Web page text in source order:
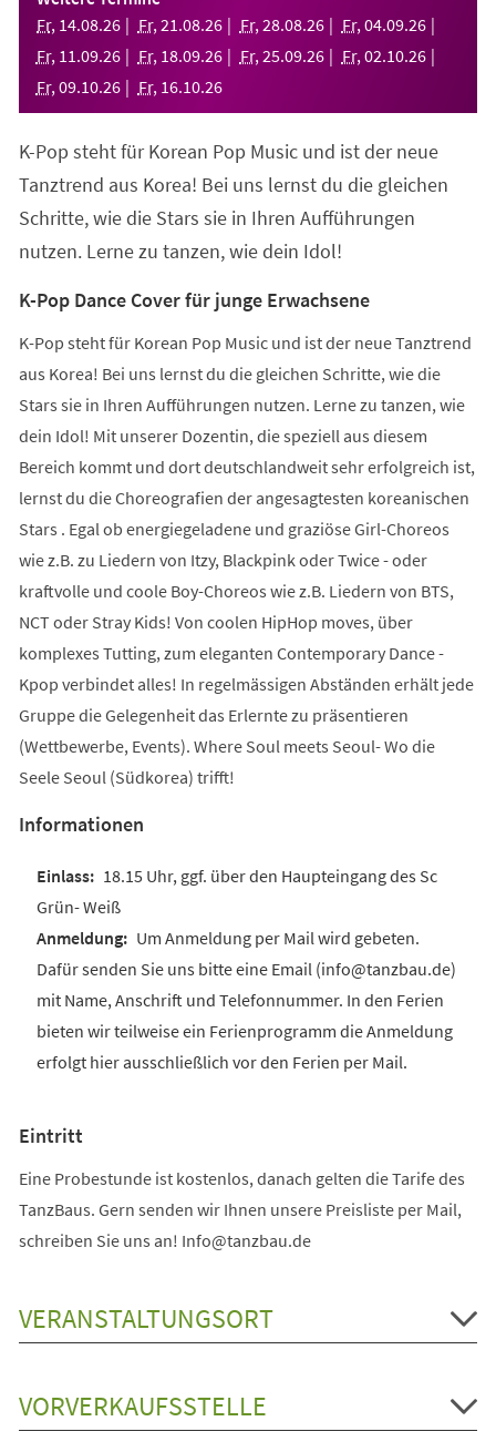
neuen
Tab)
Fr, 14.08.26 Fr, 21 .08.26 Fr, 28.08.26 Fr, 04.09.26
Fr, 11 .09.26 Fr, 18.09.26 Fr, 25.09.26 Fr, 02.10.26
Fr, 09.10.26 Fr, 16.10.26
K-Pop steht für Korean Pop Music und ist der neue
Tanztrend aus Korea! Bei uns lernst du die gleichen
Schritte, wie die Stars sie in Ihren Aufführungen
nutzen. Lerne zu tanzen, wie dein Idol!
K-Pop Dance Cover für junge Erwachsene
K-Pop steht für Korean Pop Music und ist der neue Tanztrend
aus Korea! Bei uns lernst du die gleichen Schritte, wie die
Stars sie in Ihren Aufführungen nutzen. Lerne zu tanzen, wie
dein Idol! Mit unserer Dozentin, die speziell aus diesem
Bereich kommt und dort deutschlandweit sehr erfolgreich ist,
lernst du die Choreografien der angesagtesten koreanischen
Stars . Egal ob energiegeladene und graziöse Girl-Choreos
wie z.B. zu Liedern von Itzy, Blackpink oder Twice - oder
kraftvolle und coole Boy-Choreos wie z.B. Liedern von BTS,
NCT oder Stray Kids! Von coolen HipHop moves, über
komplexes Tutting, zum eleganten Contemporary Dance -
Kpop verbindet alles! In regelmässigen Abständen erhält jede
Gruppe die Gelegenheit das Erlernte zu präsentieren
(Wettbewerbe, Events). Where Soul meets Seoul- Wo die
Seele Seoul (Südkorea) trifft!
Informationen
18.15 Uhr, ggf. über den Haupteingang des Sc
Grün- Weiß
Um Anmeldung per Mail wird gebeten.
Dafür senden Sie uns bitte eine Email (info@tanzbau.de)
mit Name, Anschrift und Telefonnummer. In den Ferien
bieten wir teilweise ein Ferienprogramm die Anmeldung
erfolgt hier ausschließlich vor den Ferien per Mail.
Eintritt
Eine Probestunde ist kostenlos, danach gelten die Tarife des
TanzBaus. Gern senden wir Ihnen unsere Preisliste per Mail,
schreiben Sie uns an! Info@tanzbau.de
VERANSTALTUNGSORT
VORVERKAUFSSTELLE